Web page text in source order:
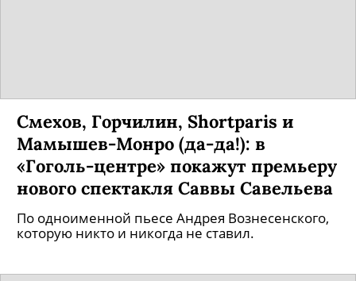
Смехов, Горчилин, Shortparis и
Мамышев-Монро (да-да!): в
«Гоголь-центре» покажут премьеру
нового спектакля Саввы Савельева
По одноименной пьесе Андрея Вознесенского,
которую никто и никогда не ставил.